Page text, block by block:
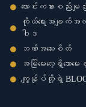
လောင်းကစားစည်းမျဥ်း
ကိုယ်ရေးအချက်
ဝါဒ
ဘဏ်အသေးစိတ်
အမြဲမေးလေ့ရှိသောမေးခွ
ကျွန်ုပ်တို့ရဲ့